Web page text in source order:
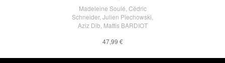
Madeleine Soulé Cédric
Schneider, Julien Piechowski
Aziz Dib Mattis BARDIOT
47,99 €